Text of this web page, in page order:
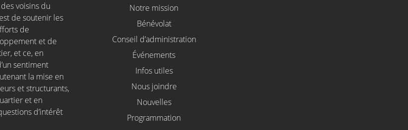
voisins du
de soutenir les
de
et de
et ce, en
sentiment
la mise en
et structurants,
et en
d’intérêt
Notre mission
Bénévolat
Conseil d’administration
Événements
Infos utiles
Nous joindre
Nouvelles
Programmation